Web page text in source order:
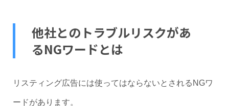
他社とのトラブルリスクがあ
るNGワードとは
リスティング広告には使ってはならないとされるNGワ
ードがあります。